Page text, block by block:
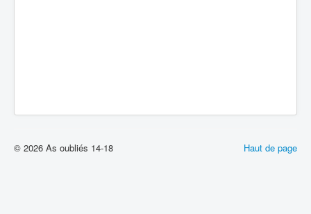
Haut de page
© 2026 As oubliés 14-18